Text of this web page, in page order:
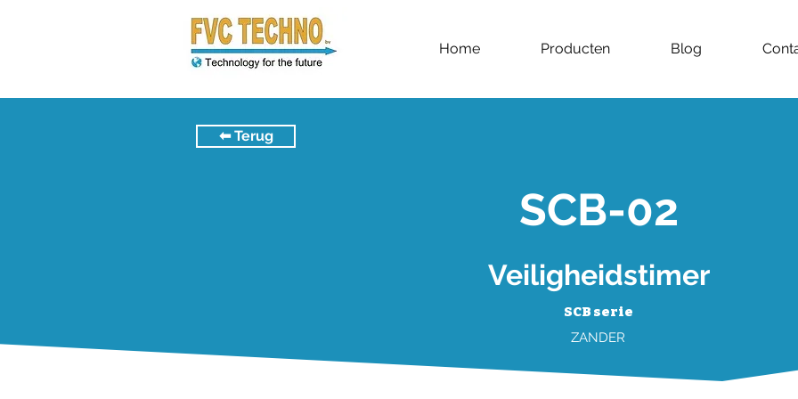
Home Producten Blog
⬅︎ Terug
Veiligheidstimer
SCB serie
ZANDER
SCB-02